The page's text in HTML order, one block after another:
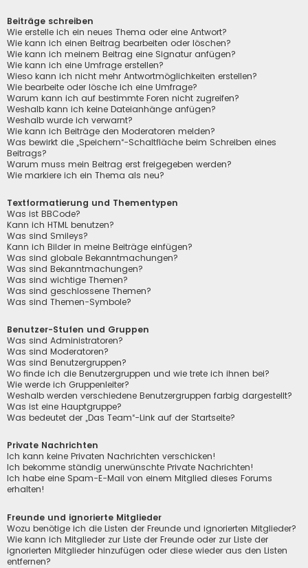
Beiträge schreiben
Wie erstelle ich ein neues Thema oder eine Antwort?
Wie kann ich einen Beitrag bearbeiten oder löschen?
Wie kann ich meinem Beitrag eine Signatur anfügen?
Wie kann ich eine Umfrage erstellen?
Wieso kann ich nicht mehr Antwortmöglichkeiten erstellen?
Wie bearbeite oder lösche ich eine Umfrage?
Warum kann ich auf bestimmte Foren nicht zugreifen?
Weshalb kann ich keine Dateianhänge anfügen?
Weshalb wurde ich verwarnt?
Wie kann ich Beiträge den Moderatoren melden?
Was bewirkt die „Speichern“-Schaltfläche beim Schreiben eines
Beitrags?
Warum muss mein Beitrag erst freigegeben werden?
Wie markiere ich ein Thema als neu?
Textformatierung und Thementypen
Was ist BBCode?
Kann ich HTML benutzen?
Was sind Smileys?
Kann ich Bilder in meine Beiträge einfügen?
Was sind globale Bekanntmachungen?
Was sind Bekanntmachungen?
Was sind wichtige Themen?
Was sind geschlossene Themen?
Was sind Themen-Symbole?
Benutzer-Stufen und Gruppen
Was sind Administratoren?
Was sind Moderatoren?
Was sind Benutzergruppen?
Wo finde ich die Benutzergruppen und wie trete ich ihnen bei?
Wie werde ich Gruppenleiter?
Weshalb werden verschiedene Benutzergruppen farbig dargestellt?
Was ist eine Hauptgruppe?
Was bedeutet der „Das Team“-Link auf der Startseite?
Private Nachrichten
Ich kann keine Privaten Nachrichten verschicken!
Ich bekomme ständig unerwünschte Private Nachrichten!
Ich habe eine Spam-E-Mail von einem Mitglied dieses Forums
erhalten!
Freunde und ignorierte Mitglieder
Wozu benötige ich die Listen der Freunde und ignorierten Mitglieder?
Wie kann ich Mitglieder zur Liste der Freunde oder zur Liste der
ignorierten Mitglieder hinzufügen oder diese wieder aus den Listen
entfernen?